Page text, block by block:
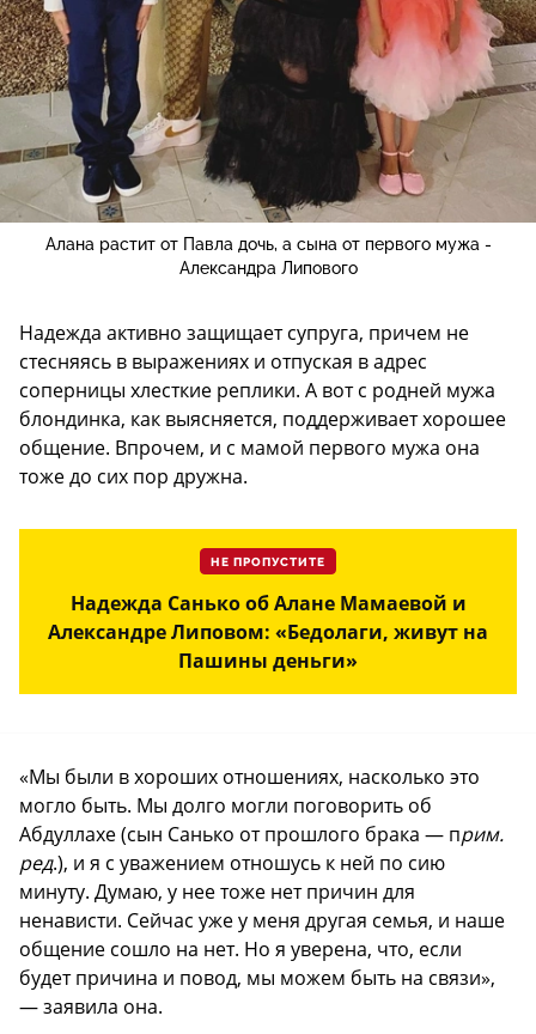
Алана растит от Павла дочь, а сына от первого мужа -
Александра Липового
Надежда активно защищает супруга, причем не
стесняясь в выражениях и отпуская в адрес
соперницы хлесткие реплики. А вот с родней мужа
блондинка, как выясняется, поддерживает хорошее
общение. Впрочем, и с мамой первого мужа она
тоже до сих пор дружна.
НЕ ПРОПУСТИТЕ
Надежда Санько об Алане Мамаевой и
Александре Липовом: «Бедолаги, живут на
Пашины деньги»
«Мы были в хороших отношениях, насколько это
могло быть. Мы долго могли поговорить об
Абдуллахе (сын Санько от прошлого брака — прим.
ред.), и я с уважением отношусь к ней по сию
минуту. Думаю, у нее тоже нет причин для
ненависти. Сейчас уже у меня другая семья, и наше
общение сошло на нет. Но я уверена, что, если
будет причина и повод, мы можем быть на связи»,
— заявила она.